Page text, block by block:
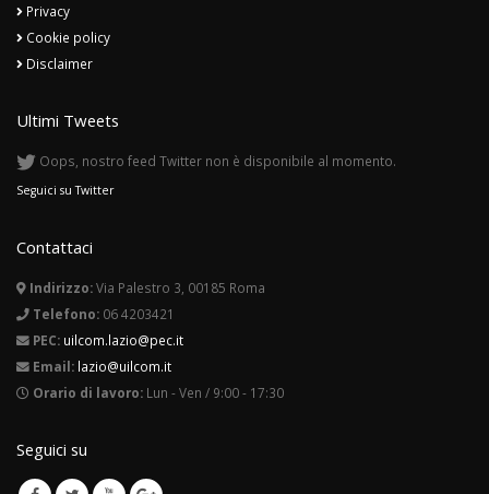
Cookie policy
Disclaimer
Seguici su Twitter
Telefono: 06 4203421
PEC: uilcom.lazio@pec.it
Email: lazio@uilcom.it
Orario di lavoro:Lun - Ven / 9:00 - 17:30